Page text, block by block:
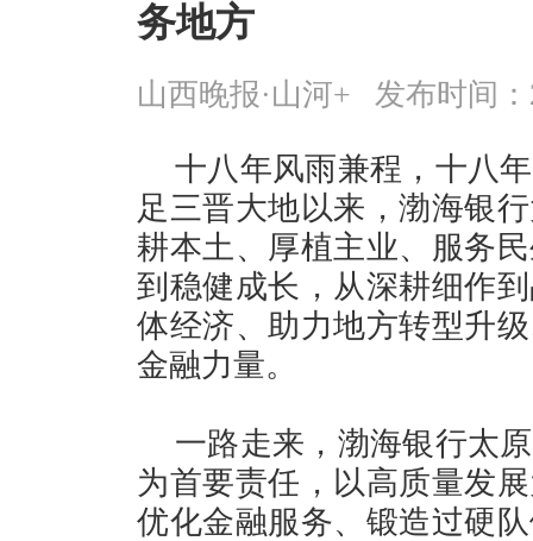
务地方
山西晚报·山河+ 发布时间：
十八年风雨兼程，十八
足三晋大地以来，渤海银
耕本土、厚植主业、服务
到稳健成长，从深耕细作
体经济、助力地方转型升
金融力量。
一路走来，渤海银行太
为首要责任，以高质量发
优化金融服务、锻造过硬